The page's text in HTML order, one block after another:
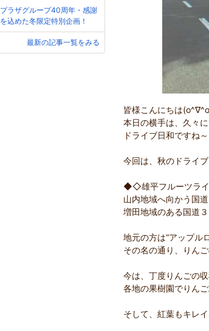
プラザグループ40周年・感謝
を込めた冬限定特別企画！
最新の記事一覧をみる
皆様こんにちは
本日の横手は、久々
ドライブ日和ですね
今回は、秋のドライ
◆◇雄平フルーツラ
山内地域へ向かう国
増田地域のある国道
地元の方は“アップル
その名の通り、りん
今は、丁度りんごの
各地の果樹園でりん
そして、紅葉もキレ